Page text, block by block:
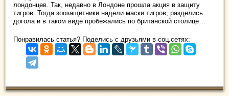
лондонцев. Так, недавно в Лондоне прошла акция в защиту
тигров. Тогда зоозащитники надели маски тигров, разделись
догола и в таком виде пробежались по британской столице…
Понравилась статья? Поделись с друзьями в соц.сетях: